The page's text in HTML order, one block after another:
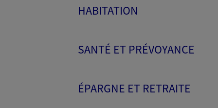
HABITATION
SANTÉ ET PRÉVOYANCE
ÉPARGNE ET RETRAITE